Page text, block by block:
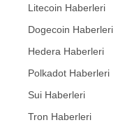
Litecoin Haberleri
Dogecoin Haberleri
Hedera Haberleri
Polkadot Haberleri
Sui Haberleri
Tron Haberleri